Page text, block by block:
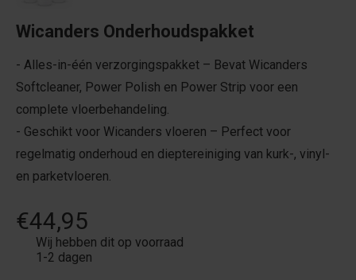
Wicanders Onderhoudspakket
- Alles-in-één verzorgingspakket – Bevat Wicanders
Softcleaner, Power Polish en Power Strip voor een
complete vloerbehandeling.
- Geschikt voor Wicanders vloeren – Perfect voor
regelmatig onderhoud en dieptereiniging van kurk-, vinyl-
en parketvloeren.
€44,95
Wij hebben dit op voorraad
1-2 dagen